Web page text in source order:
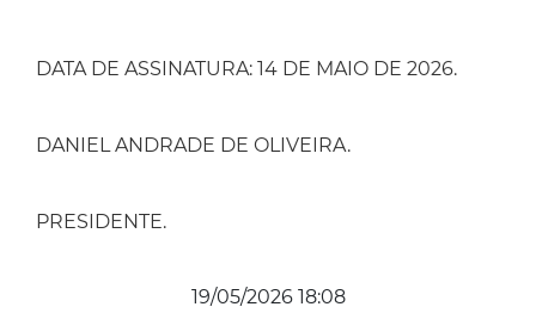
DATA DE ASSINATURA: 14 DE MAIO DE 2026.
DANIEL ANDRADE DE OLIVEIRA.
PRESIDENTE.
19/05/2026 18:08